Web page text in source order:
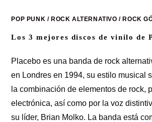
POP PUNK /ROCK ALTERNATIVO /ROCK
Los 3 mejores discos de vinilo de
Placebo es una banda de rock
en Londres en 1994, su estilo musical
la combinación de elementos de rock,
electrónica, así como por la voz
su líder, Brian Molko. La banda está